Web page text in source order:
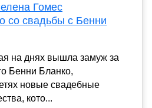
Гомес
со свадьбы с Бенни
на днях вышла замуж за
Бенни Бланко,
новые свадебные
кото...